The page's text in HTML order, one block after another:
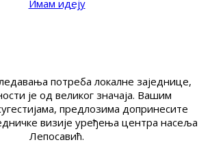
Имам идеју
потреба локалне заједнице,
је од великог значаја. Вашим
предлозима допринесите
визије уређења центра насеља
Лепосавић.